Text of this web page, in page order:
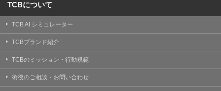
TCBについて
TCB AI シミュレーター
TCBブランド紹介
TCBのミッション・行動規範
術後のご相談・お問い合わせ